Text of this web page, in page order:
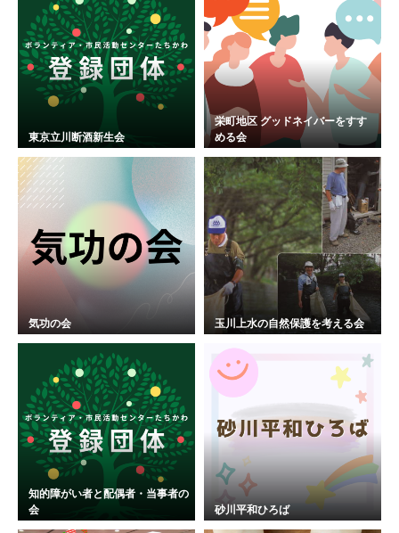
東京立川断酒新生会
栄町地区 グッドネイバーをすす
める会
気功の会 玉川上水の自然保護を考える会
知的障がい者と配偶者・当事者の
会
砂川平和ひろば